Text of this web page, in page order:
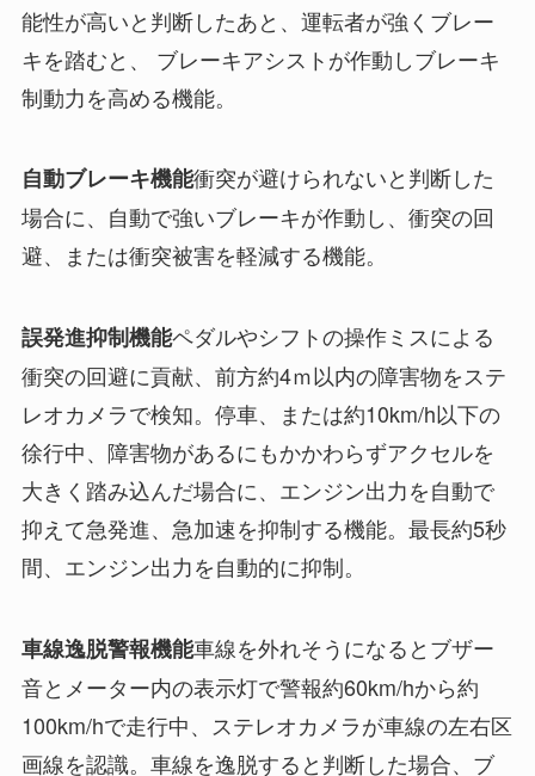
能性が高いと判断したあと、運転者が強くブレー
キを踏むと、 ブレーキアシストが作動しブレーキ
制動力を高める機能。
自動ブレーキ機能衝突が避けられないと判断した
場合に、自動で強いブレーキが作動し、衝突の回
避、または衝突被害を軽減する機能。
誤発進抑制機能ペダルやシフトの操作ミスによる
衝突の回避に貢献、前方約4ｍ以内の障害物をステ
レオカメラで検知。停車、または約10km/h以下の
徐行中、障害物があるにもかかわらずアクセルを
大きく踏み込んだ場合に、エンジン出力を自動で
抑えて急発進、急加速を抑制する機能。最長約5秒
間、エンジン出力を自動的に抑制。
車線逸脱警報機能車線を外れそうになるとブザー
音とメーター内の表示灯で警報約60km/hから約
100km/hで走行中、ステレオカメラが車線の左右区
画線を認識。車線を逸脱すると判断した場合、ブ